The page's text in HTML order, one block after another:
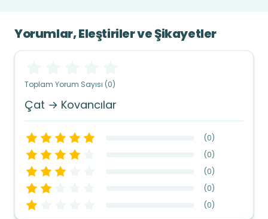
Yorumlar, Eleştiriler ve Şikayetler
Toplam Yorum Sayısı (0)
Çat → Kovancılar
(0)
(0)
(0)
(0)
(0)